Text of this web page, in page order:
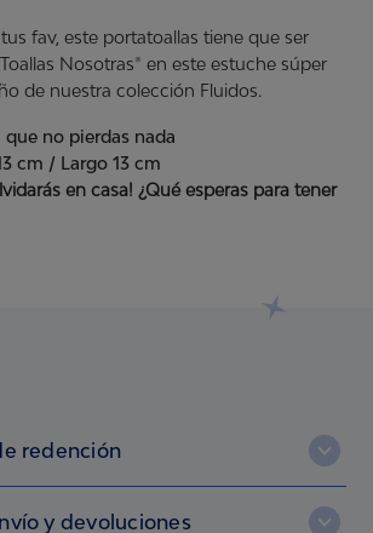
tus fav, este portatoallas tiene que ser
Nosotras® en este estuche súper
de nuestra colección Fluidos.
que no pierdas nada
cm / Largo 13 cm
en casa! ¿Qué esperas para tener
redención
y devoluciones